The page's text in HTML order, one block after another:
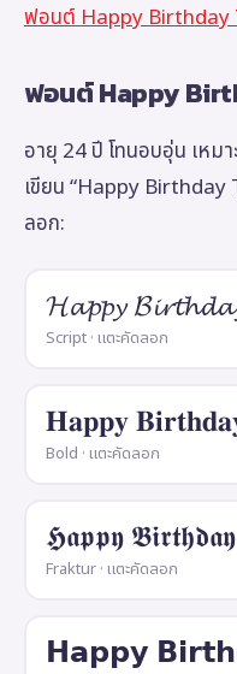
ฟอนต์ Happy Birthday
ฟอนต์ Happy
อายุ 24 ปี โทนอบอุ่น เหม
เขียน “Happy Birthday
ลอก:
𝓗𝓪𝓹𝓹𝔂
Script · แตะคัดลอก
𝐇𝐚𝐩𝐩𝐲
Bold · แตะคัดลอก
𝕳𝖆𝖕𝖕𝖞
Fraktur · แตะคัดลอก
𝗛𝗮𝗽𝗽𝘆